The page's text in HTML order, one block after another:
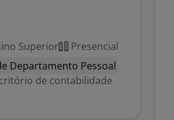
Superior
Presencial
Departamento Pessoal
de contabilidade